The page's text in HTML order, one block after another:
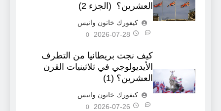
العشرين؟ (الجزء 2)
كيفورك خاتون وانيس
2026-07-28
0
كيف نجت بريطانيا من التطرف
الأيديولوجي في ثلاثينيات القرن
العشرين؟ (1)
كيفورك خاتون وانيس
2026-07-26
0